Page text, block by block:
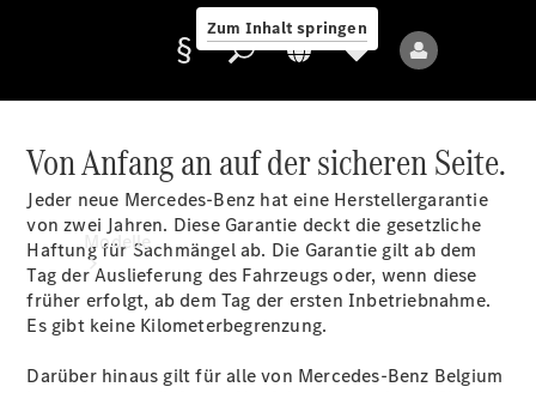
Zum Inhalt springen
Anbieter/Datenschutz
Modelle
Von Anfang an auf der sicheren Seite.
Jeder neue Mercedes-Benz hat eine Herstellergarantie
von zwei Jahren. Diese Garantie deckt die gesetzliche
Haftung für Sachmängel ab. Die Garantie gilt ab dem
Tag der Auslieferung des Fahrzeugs oder, wenn diese
früher erfolgt, ab dem Tag der ersten Inbetriebnahme.
Es gibt keine Kilometerbegrenzung.
Darüber hinaus gilt für alle von Mercedes-Benz Belgium